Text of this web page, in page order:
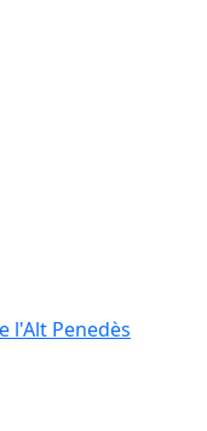
l'Alt Penedès